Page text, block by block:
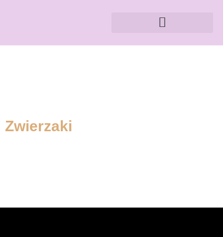
Zwierzaki